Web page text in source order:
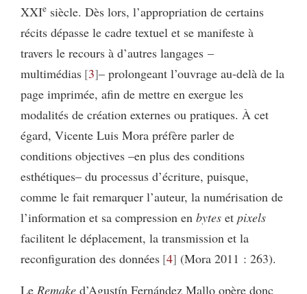
XXIe siècle. Dès lors, l’appropriation de certains
récits dépasse le cadre textuel et se manifeste à
travers le recours à d’autres langages –
multimédias 3 – prolongeant l’ouvrage au-delà de la
page imprimée, afin de mettre en exergue les
modalités de création externes ou pratiques. À cet
égard, Vicente Luis Mora préfère parler de
conditions objectives –en plus des conditions
esthétiques– du processus d’écriture, puisque,
comme le fait remarquer l’auteur, la numérisation de
l’information et sa compression en bytes et pixels
facilitent le déplacement, la transmission et la
reconfiguration des données 4 (Mora 2011 : 263).
Le Remake d’Agustín Fernández Mallo opère donc